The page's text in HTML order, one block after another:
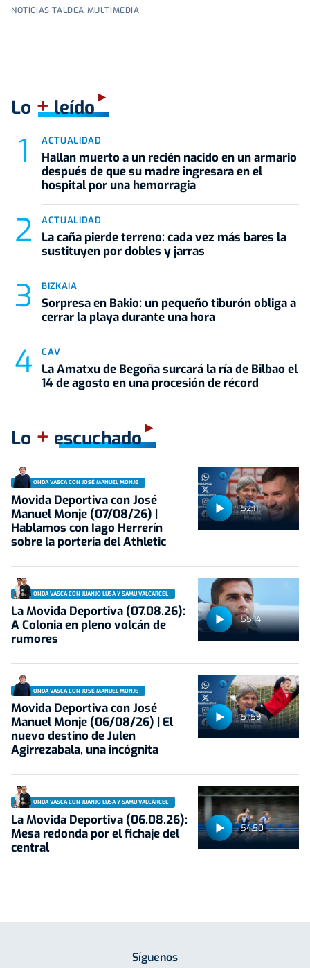
NOTICIAS TALDEA MULTIMEDIA
Lo +leído
ACTUALIDAD
Hallan muerto a un recién nacido en un armario
después de que su madre ingresara en el
hospital por una hemorragia
ACTUALIDAD
La caña pierde terreno: cada vez más bares la
sustituyen por dobles y jarras
BIZKAIA
Sorpresa en Bakio: un pequeño tiburón obliga a
cerrar la playa durante una hora
CAV
La Amatxu de Begoña surcará la ría de Bilbao el
14 de agosto en una procesión de récord
Lo + escuchado
52:11
ONDA VASCA CON JOSÉ MANUEL MONJE
Movida Deportiva con José
Manuel Monje (07/08/26) |
Hablamos con Iago Herrerín
sobre la portería del Athletic
55:14
ONDA VASCA CON JUANJO LUSA Y SAMU VALCÁRCEL
La Movida Deportiva (07.08.26):
A Colonia en pleno volcán de
rumores
51:59
ONDA VASCA CON JOSÉ MANUEL MONJE
Movida Deportiva con José
Manuel Monje (06/08/26) | El
nuevo destino de Julen
Agirrezabala, una incógnita
54:50
ONDA VASCA CON JUANJO LUSA Y SAMU VALCÁRCEL
La Movida Deportiva (06.08.26):
Mesa redonda por el fichaje del
central
Síguenos